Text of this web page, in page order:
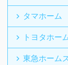
タマホーム
トヨタホー
東急ホーム